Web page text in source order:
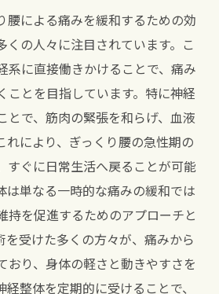
腰による痛みを緩和するための効
くの人々に注目されています。こ
系に直接働きかけることで、痛み
ことを目指しています。特に神経
とで、筋肉の緊張を和らげ、血液
れにより、ぎっくり腰の急性期の
すぐに日常生活へ戻ることが可能
は単なる一時的な痛みの緩和では
持を促進するためのアプローチと
を受けた多くの方々が、痛みから
おり、身体の軽さと動きやすさを
整体を定期的に受けることで、